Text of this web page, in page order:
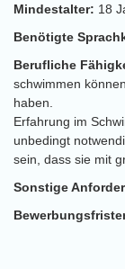
Mindestalter: 18
Benötigte
Berufliche
schwimmen
haben.
Erfahrung im
unbedingt
sein, dass sie mit
Sonstige